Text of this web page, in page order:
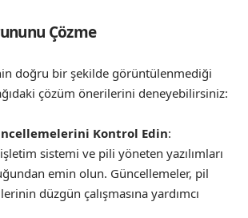
Çözme
doğru bir şekilde görüntülenmediği
çözüm önerilerini deneyebilirsiniz:
Kontrol Edin:
işletim sistemi ve pili yöneten yazılımları
emin olun. Güncellemeler, pil
düzgün çalışmasına yardımcı